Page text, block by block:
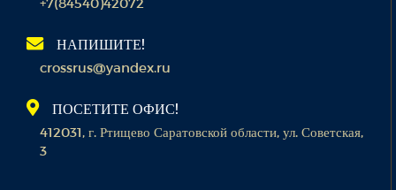
НАПИШИТЕ!
crossrus@yandex.ru
ПОСЕТИТЕ ОФИС!
412031, г. Ртищево Саратовской области, ул. Советская,
3